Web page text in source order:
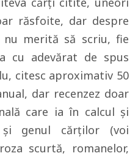
răsfoite, dar despre
merită să scriu, fie
cu adevărat de spus
citesc aproximativ 50
dar recenzez doar
care ia în calcul şi
şi genul cărţilor (voi
scurtă, romanelor,